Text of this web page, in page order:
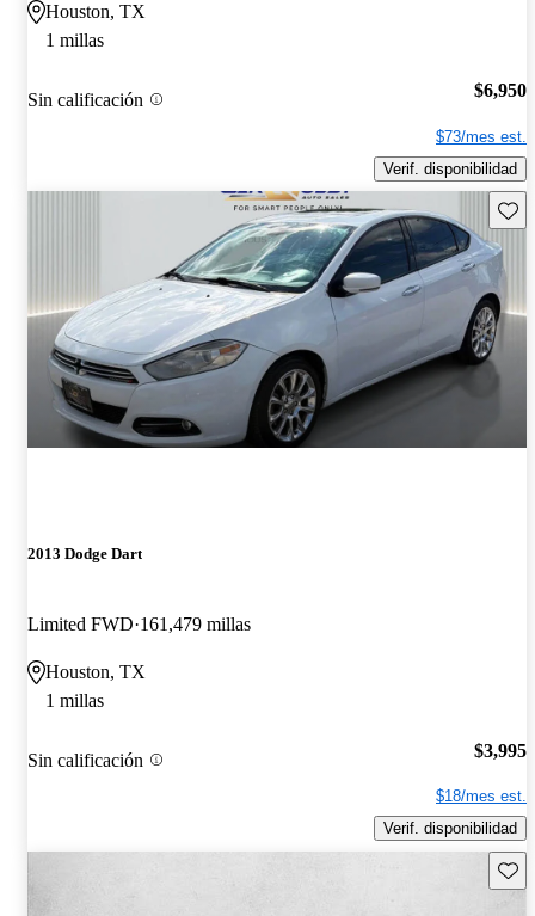
Houston, TX
1 millas
Sin calificación $6,950
$73/mes est.
Verif. disponibilidad
2013 Dodge Dart
Limited FWD 161,479 millas
Houston, TX
1 millas
Sin calificación $3,995
$18/mes est.
Verif. disponibilidad